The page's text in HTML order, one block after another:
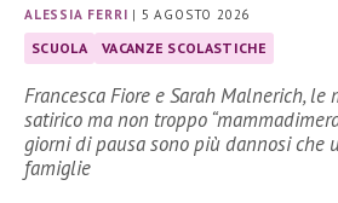
ALESSIA FERRI | 5 AGOSTO 2026
SCUOLA VACANZE SCOLASTICHE
Francesca Fiore e Sarah Malnerich,
satirico ma non troppo
giorni di pausa sono più dannosi che
famiglie